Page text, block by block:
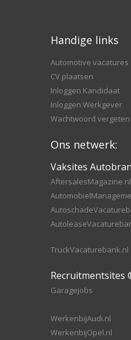
Handige links
Automotive vacatures
CV plaatsen
Inloggen Kandidaat
Inloggen Werkgever
Wachtwoord vergeten
Ons netwerk:
Vaksites
AftersalesMagazine.nl
TruckVacaturebank.nl
Recruitmentsites
Garagejobs
WerkenbijAudi.nl
WerkenbijOpel.nl